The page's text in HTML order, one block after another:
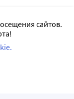
сайтов.